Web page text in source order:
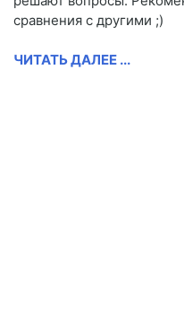
сравнения с другими ;)
ЧИТАТЬ ДАЛЕЕ ...